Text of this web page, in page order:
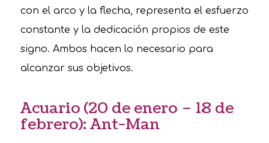
con el arco y la flecha, representa el esfuerzo
constante y la dedicación propios de este
signo. Ambos hacen lo necesario para
alcanzar sus objetivos.
Acuario (20 de enero – 18 de
febrero): Ant-Man